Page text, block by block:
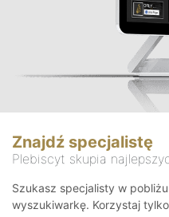
Znajdź specjalistę
Plebiscyt skupia
Szukasz specjalisty w
wyszukiwarkę. Korzystaj